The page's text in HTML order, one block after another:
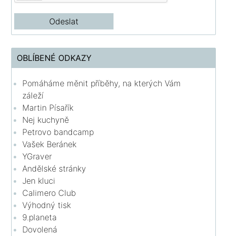
OBLÍBENÉ ODKAZY
Pomáháme měnit příběhy, na kterých Vám
záleží
Martin Písařík
Nej kuchyně
Petrovo bandcamp
Vašek Beránek
YGraver
Andělské stránky
Jen kluci
Calimero Club
Výhodný tisk
9.planeta
Dovolená